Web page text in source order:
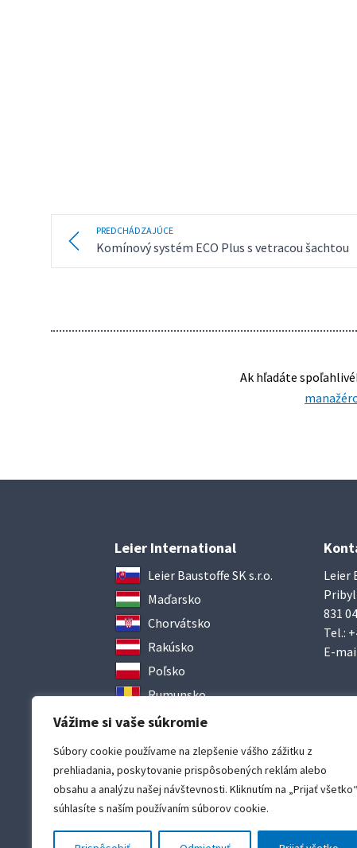
Vážime si vaše súkromie
Súbory cookie používame na zlepšenie vášho zážitku z
prehliadania, poskytovanie prispôsobených reklám alebo
obsahu a analýzu našej návštevnosti. Kliknutím na „Prijať všetko“
súhlasíte s naším používaním súborov cookie.
PREDCHÁDZAJÚCE
Komínový systém ECO Plus s vetracou šachtou
Ak hľadáte
Leier International
Leier Baustoffe SK s.r.o.
Maďarsko
Chorvátsko
Rakúsko
Poľsko
Rumunsko
Ukrajina
Leier
831
Tel.:
E-